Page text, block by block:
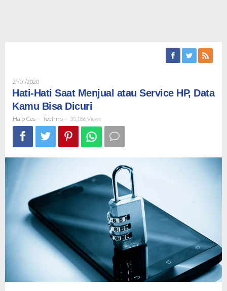
21/01/2020Oleh
Halo
Ces
Hati-Hati Saat Menjual atau Service HP, Data
Kamu Bisa Dicuri
Halo Ces - Techno - 30,186 Views